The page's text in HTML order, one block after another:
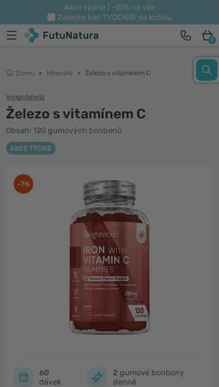
Akce týdne | -15% na vše
Zadejte kód TYDEN15 do košíku
0
Domů Minerály Železo s vitamínem C
WeightWorld
Železo s vitamínem C
Obsah: 120 gumových bonbonů
AKCE TÝDNE
-7%
60
dávek
2 gumové bonbony
denně